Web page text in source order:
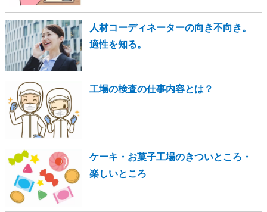
人材コーディネーターの向き不向き。
適性を知る。
工場の検査の仕事内容とは？
ケーキ・お菓子工場のきついところ・
楽しいところ